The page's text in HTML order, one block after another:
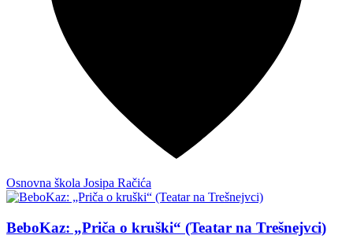
Osnovna škola Josipa Račića
BeboKaz: „Priča o kruški“ (Teatar na Trešnejvci)